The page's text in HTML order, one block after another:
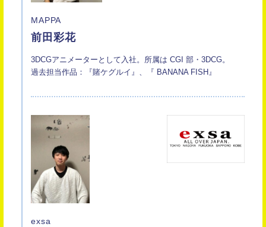
MAPPA
前田彩花
3DCGアニメーターとして入社。所属は CGI 部・3DCG。
過去担当作品：『賭ケグルイ』、『 BANANA FISH』
exsa